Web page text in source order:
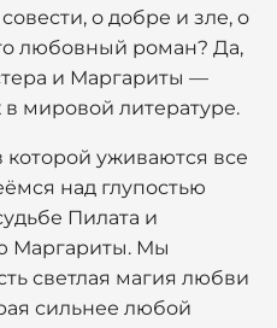
о добре и зле, о
любовный роман? Да,
и Маргариты —
мировой литературе.
которой уживаются все
над глупостью
Пилата и
Маргариты. Мы
светлая магия любви
сильнее любой